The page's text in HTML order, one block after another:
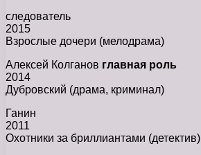
следователь
2015
Взрослые дочери (мелодрама)
Алексей Колганов главная роль
2014
Дубровский (драма, криминал)
Ганин
2011
Охотники за бриллиантами (детектив)